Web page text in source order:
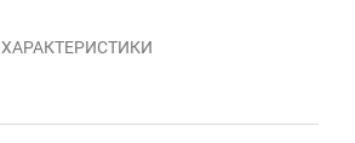
ХАРАКТЕРИСТИКИ